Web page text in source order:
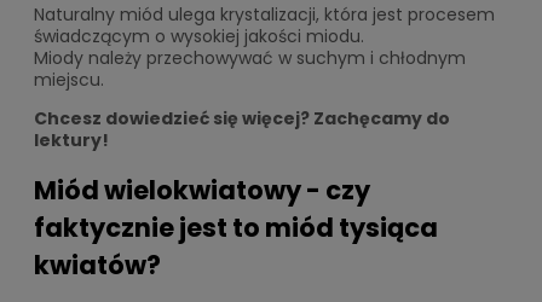
Naturalny miód ulega krystalizacji, która jest procesem
świadczącym o wysokiej jakości miodu.
Miody należy przechowywać w suchym i chłodnym
miejscu.
Chcesz dowiedzieć się więcej? Zachęcamy do
lektury!
Miód wielokwiatowy - czy
faktycznie jest to miód tysiąca
kwiatów?